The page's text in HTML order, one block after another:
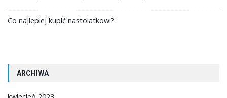
Co najlepiej kupić nastolatkowi?
ARCHIWA